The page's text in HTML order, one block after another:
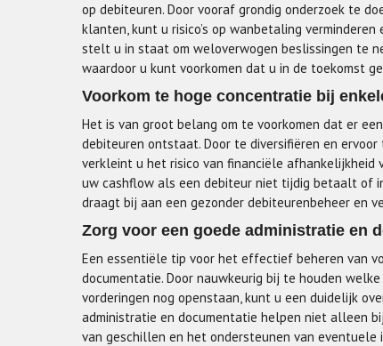
op debiteuren. Door vooraf grondig onderzoek te
klanten, kunt u risico’s op wanbetaling
stelt u in staat om weloverwogen beslissingen te
waardoor u kunt voorkomen dat u in de toekomst
Voorkom te hoge concentratie bij
Het is van groot belang om te voorkomen dat er
debiteuren ontstaat. Door te diversifiëren en
verkleint u het risico van financiële afhankelijkheid
uw cashflow als een debiteur niet tijdig betaalt of
draagt bij aan een gezonder debiteurenbeheer en
Zorg voor een goede administratie en
Een essentiële tip voor het effectief beheren van
documentatie. Door nauwkeurig bij te houden
vorderingen nog openstaan, kunt u een duidelijk
administratie en documentatie helpen niet alleen
van geschillen en het ondersteunen van eventuele